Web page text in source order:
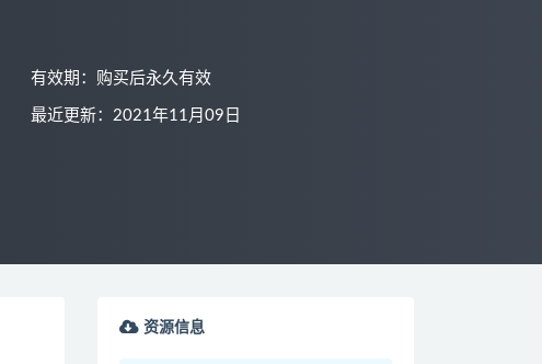
有效期：购买后永久有效
最近更新：2021年11月09日
资源信息